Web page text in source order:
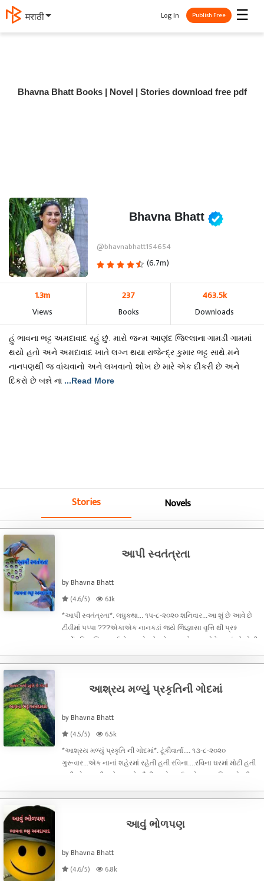
मराठी ☰
Log In Publish Free
Bhavna Bhatt Books | Novel | Stories download free pdf
Bhavna Bhatt
@bhavnabhatt154654
(6.7m)
1.3m
Views
237
Books
463.5k
Downloads
હું ભાવના ભટ્ટ અમદાવાદ રહું છું. મારો જન્મ આણંદ જિલ્લાના ગામડી ગામમાં
થયો હતો અને અમદાવાદ ખાતે લગ્ન થયા રાજેન્દ્ર કુમાર ભટ્ટ સાથે.મને
નાનપણથી જ વાંચવાનો અને લખવાનો શોખ છે મારે એક દીકરી છે અને
દિકરો છે બન્ને ના ...Read More
Stories Novels
આપી સ્વતંત્રતા
by Bhavna Bhatt
(4.6/5)
6.1k
*આપી સ્વતંત્રતા*. લઘુકથા... ૧૫-૮-૨૦૨૦ શનિવાર...આ શું છે આવે છે
ટીવીમાં પપ્પા ???એકાએક નાનકડાં જયે જિજ્ઞાસા વૃત્તિ થી પ્રશ્ન
કર્યો...પિનાકિન ભાઈ બેટા...એ પરેડ છે... આજે આપણો દેશ અંગ્રેજોની
અને "
આશ્રય મળ્યું પ્રકૃતિની ગોદમાં
by Bhavna Bhatt
(4.5/5)
6.5k
*આશ્રય મળ્યું પ્રકૃતિ ની ગોદમાં*. ટૂંકીવાર્તા.... ૧૩-૮-૨૦૨૦
ગુરૂવાર...એક નાનાં શહેરમાં રહેતી હતી રવિના....રવિના ઘરમાં મોટી હતી
પછી એક નાની બહેન અને સૌથી નાનો ભાઈ હતો...માતા-પિતા નોકરી
અંબરીશ
આવું ભોળપણ
by Bhavna Bhatt
(4.6/5)
6.8k